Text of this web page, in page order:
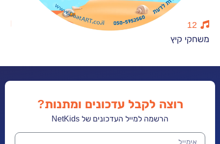
רוצה לקבל עדכונים ומתנות?
הרשמה למייל העדכונים של NetKids